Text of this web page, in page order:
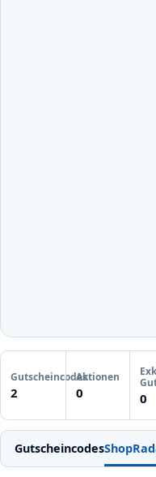
Gutscheincodes
2
Aktionen
0 0
Gutscheincodes